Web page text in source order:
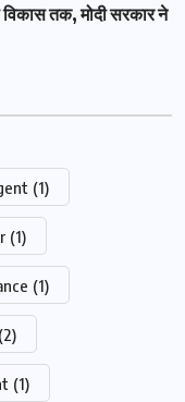
तक, मोदी सरकार ने
(1)
(1)
(1)
(2)
(1)